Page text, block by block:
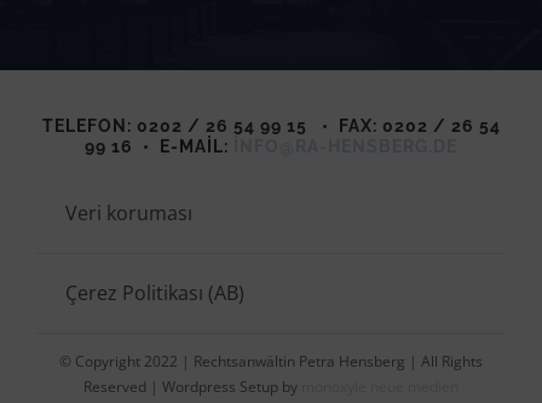
TELEFON: 0202 / 26 54 99 15 •
FAX: 0202 / 26 54
99 16 • E-MAIL:
Veri koruması
Çerez Politikası (AB)
© Copyright 2022 | Rechtsanwältin Petra Hensberg | All Rights
Reserved | Wordpress Setup by